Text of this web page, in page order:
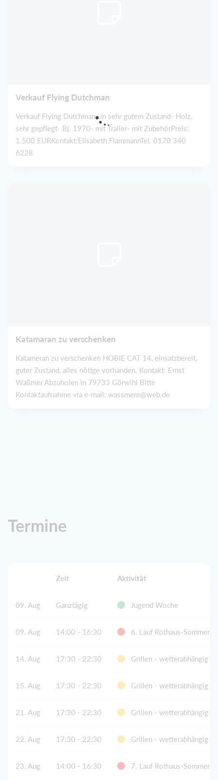
Verkauf Flying Dutchman
Verkauf Flying Dutchman- in sehr gutem Zustand- Holz,
sehr gepflegt- Bj. 1970- mit Trailer- mit ZubehörPreis:
1.500 EURKontakt:Elisabeth FlammannTel. 0170 340
6228
Katamaran zu verschenken
Katameran zu verschenken HOBIE CAT 14, einsatzbereit,
guter Zustand, alles nötige vorhanden. Kontakt: Ernst
Waßmer Abzuholen in 79733 Görwihl Bitte
Kontaktaufnahme via e-mail: wassmere@web.de
Termine
Zeit Aktivität
09. Aug Ganztägig Jugend Woche
09. Aug 14:00 - 16:30 6. Lauf Rothaus-
14. Aug 17:30 - 22:30 Grillen - wetterabhängig
15. Aug 17:30 - 22:30 Grillen - wetterabhängig
21. Aug 17:30 - 22:30 Grillen - wetterabhängig
22. Aug 17:30 - 22:30 Grillen - wetterabhängig
23. Aug 14:00 - 16:30 7. Lauf Rothaus-